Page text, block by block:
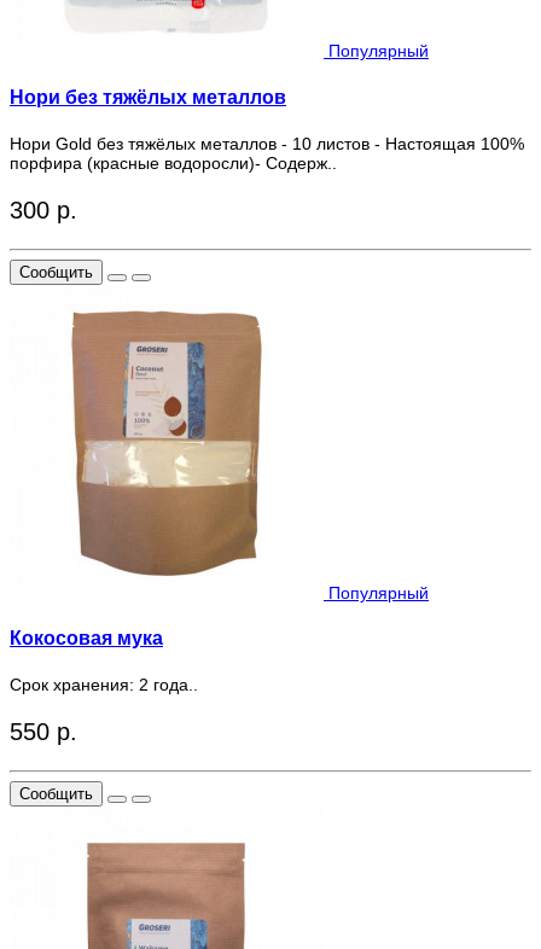
Популярный
Нори без тяжёлых металлов
Нори Gold без тяжёлых металлов - 10 листов - Настоящая 100%
порфира (красные водоросли)- Содерж..
300 р.
Сообщить
Популярный
Кокосовая мука
Срок хранения: 2 года..
550 р.
Сообщить